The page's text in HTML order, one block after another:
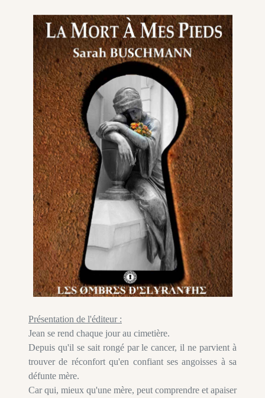
Présentation de l'éditeur :
Jean se rend chaque jour au cimetière.
Depuis qu'il se sait rongé par le cancer, il ne parvient à
trouver de réconfort qu'en confiant ses angoisses à sa
défunte mère.
Car qui, mieux qu'une mère, peut comprendre et apaiser